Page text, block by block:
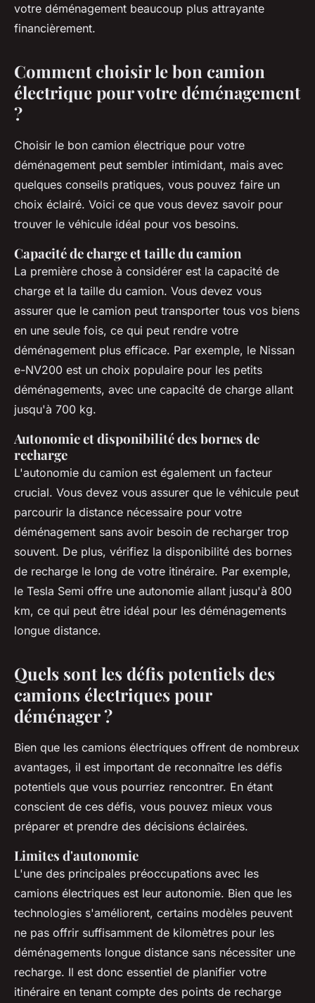
votre déménagement beaucoup plus attrayante
financièrement.
Comment choisir le bon camion
électrique pour votre déménagement
?
Choisir le bon camion électrique pour votre
déménagement peut sembler intimidant, mais avec
quelques conseils pratiques, vous pouvez faire un
choix éclairé. Voici ce que vous devez savoir pour
trouver le véhicule idéal pour vos besoins.
Capacité de charge et taille du camion
La première chose à considérer est la capacité de
charge et la taille du camion. Vous devez vous
assurer que le camion peut transporter tous vos biens
en une seule fois, ce qui peut rendre votre
déménagement plus efficace. Par exemple, le Nissan
e-NV200 est un choix populaire pour les petits
déménagements, avec une capacité de charge allant
jusqu'à 700 kg.
Autonomie et disponibilité des bornes de
recharge
L'autonomie du camion est également un facteur
crucial. Vous devez vous assurer que le véhicule peut
parcourir la distance nécessaire pour votre
déménagement sans avoir besoin de recharger trop
souvent. De plus, vérifiez la disponibilité des bornes
de recharge le long de votre itinéraire. Par exemple,
le Tesla Semi offre une autonomie allant jusqu'à 800
km, ce qui peut être idéal pour les déménagements
longue distance.
Quels sont les défis potentiels des
camions électriques pour
déménager ?
Bien que les camions électriques offrent de nombreux
avantages, il est important de reconnaître les défis
potentiels que vous pourriez rencontrer. En étant
conscient de ces défis, vous pouvez mieux vous
préparer et prendre des décisions éclairées.
Limites d'autonomie
L'une des principales préoccupations avec les
camions électriques est leur autonomie. Bien que les
technologies s'améliorent, certains modèles peuvent
ne pas offrir suffisamment de kilomètres pour les
déménagements longue distance sans nécessiter une
recharge. Il est donc essentiel de planifier votre
itinéraire en tenant compte des points de recharge